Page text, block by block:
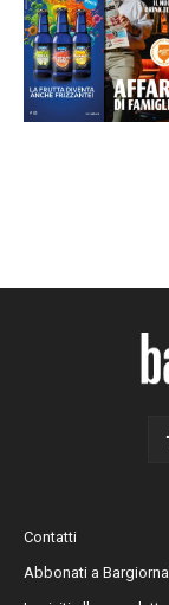
Contatti
Abbonati a